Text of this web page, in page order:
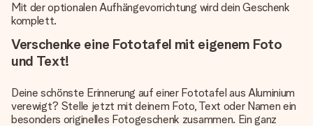
Mit der optionalen Aufhängevorrichtung wird dein Geschenk
komplett.
Verschenke eine Fototafel mit eigenem Foto
und Text!
Deine schönste Erinnerung auf einer Fototafel aus Aluminium
verewigt? Stelle jetzt mit deinem Foto, Text oder Namen ein
besonders originelles Fotogeschenk zusammen. Ein ganz